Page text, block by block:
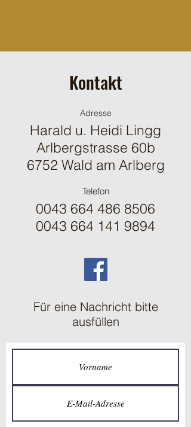
Kontakt
Adresse
Harald u. Heidi Lingg
Arlbergstrasse 60b
6752 Wald am Arlberg
Telefon
0043 664 486 8506
0043 664 141 9894
Für eine Nachricht bitte
ausfüllen